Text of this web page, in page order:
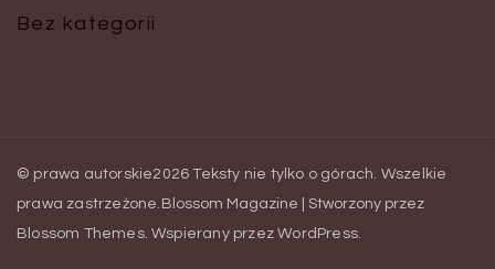
Bez kategorii
© prawa autorskie2026Teksty nie tylko o górach. Wszelkie
prawa zastrzeżone. Blossom Magazine | Stworzony przez
Blossom Themes. Wspierany przezWordPress.